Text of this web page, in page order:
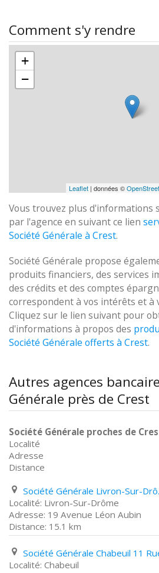
Comment s'y rendre
+
−
Leaflet | données ©
Vous trouvez plus d'informations
par l'agence en suivant ce lien
Société Générale à Crest.
Société Générale propose
produits financiers, des services
des crédits et des comptes
correspondent à vos intérêts et à
Cliquez sur le lien suivant pour
d'informations à propos des
Société Générale offerts à Crest.
Autres agences
Générale près de Crest
Société Générale proches de
Localité
Adresse
Distance
Société
Livron-Sur-Drôme
19 Avenue Léon Aubin
15.1 km
Chabeuil